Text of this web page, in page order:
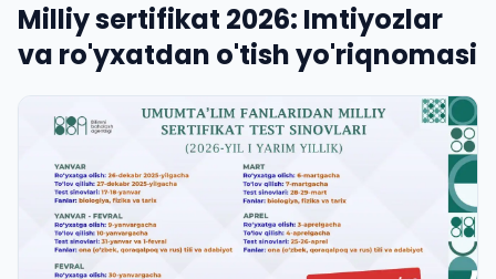
Milliy sertifikat 2026: Imtiyozlar
va ro'yxatdan o'tish yo'riqnomasi